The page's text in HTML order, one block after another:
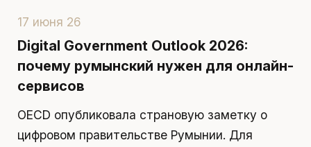
17 июня 26
Digital Government Outlook 2026:
почему румынский нужен для онлайн-
сервисов
OECD опубликовала страновую заметку о
цифровом правительстве Румынии. Для